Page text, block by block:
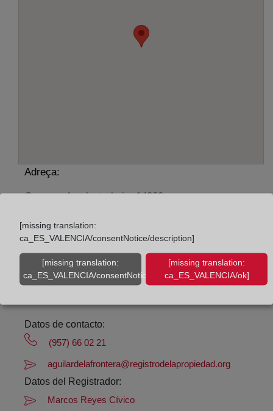
Adreça:
Carrera, 4 - planta baja, 14920
Horario:
De lunes a viernes de 09:00 a 17:00 horas
Agosto: De lunes a viernes de 09:00 a 14:00 horas
Los días 24 y 31 de diciembre de 09:00 a 14:00
Datos de contacto:
(957) 66 02 21
aguilardelafrontera@registrodelapropiedad.org
Datos del Registrador:
Marcos Reyes Cívico
[missing translation:
ca_ES_VALENCIA/consentNotice/description]
[missing translation:
ca_ES_VALENCIA/consentNotice/learnMore]
[missing translation:
ca_ES_VALENCIA/ok]